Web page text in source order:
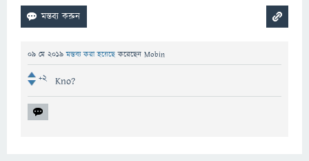
09 মে 2019 মন্তব্য করা হয়েছেকরেছেন Mobin
+2 Kno?